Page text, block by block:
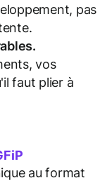
pas
vos
faut plier à
au format